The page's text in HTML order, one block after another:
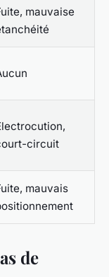
mauvaise
circuit
mauvais
de